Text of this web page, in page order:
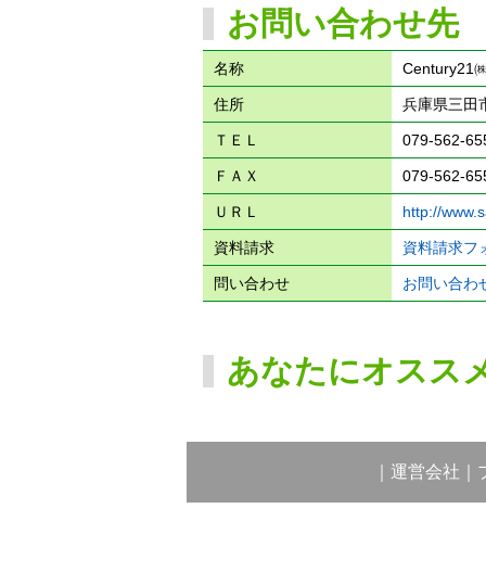
お問い合わせ先
名称 Century21
住所 兵庫県三田
ＴＥＬ 079-562-
ＦＡＸ 079-562-
ＵＲＬ http://
資料請求 資料請求フ
問い合わせ お問い合わ
あなたにオスス
運営会社